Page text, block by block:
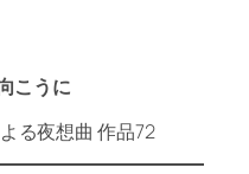
こうに
る夜想曲 作品72